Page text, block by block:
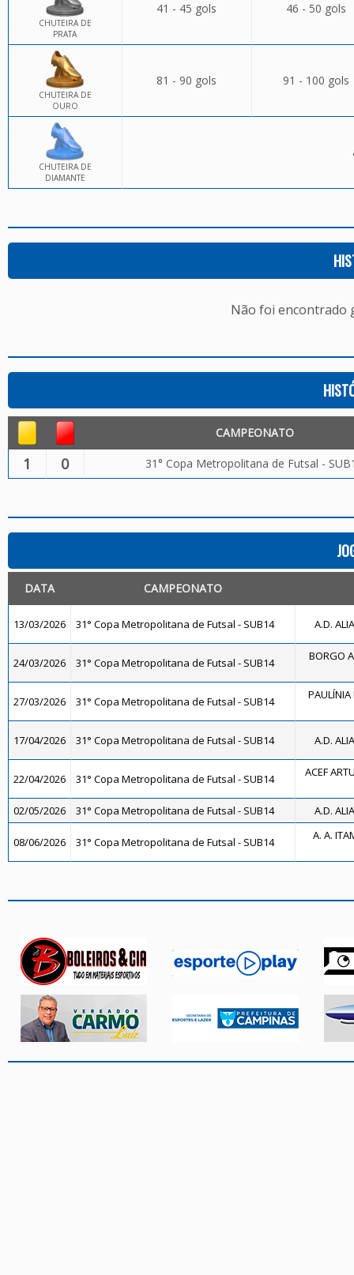
CHUTEIRA DE
PRATA
41 - 45 gols 46 - 50 gols
CHUTEIRA DE
OURO
81 - 90 gols 91 - 100 gols
CHUTEIRA DE
DIAMANTE
Não foi encontrado
CAMPEONATO
1 0 31° Copa Metropolitana de Futsal -
DATA CAMPEONATO
13/03/2026 31° Copa Metropolitana de Futsal - SUB14 A.D.
24/03/2026 31° Copa Metropolitana de Futsal - SUB14 BORGO
27/03/2026 31° Copa Metropolitana de Futsal - SUB14
17/04/2026 31° Copa Metropolitana de Futsal - SUB14 A.D.
22/04/2026 31° Copa Metropolitana de Futsal - SUB14 ACEF
02/05/2026 31° Copa Metropolitana de Futsal - SUB14 A.D.
08/06/2026 31° Copa Metropolitana de Futsal - SUB14 A. A.